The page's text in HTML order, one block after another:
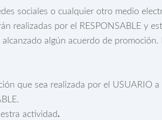
sociales o cualquier otro medio
realizadas por el RESPONSABLE y
algún acuerdo de promoción.
que sea realizada por el USUARIO
actividad.